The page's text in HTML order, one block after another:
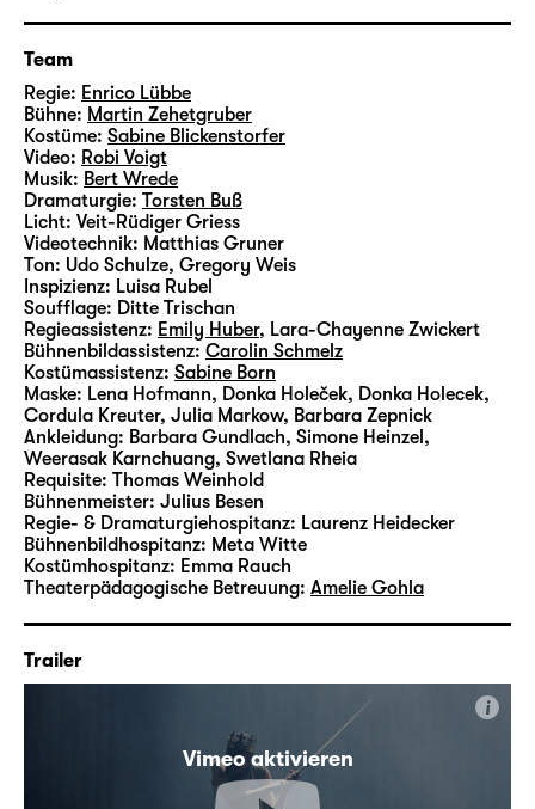
Vimeo immer aktivieren
Team
Regie: Enrico Lübbe
Bühne: Martin Zehetgruber
Kostüme: Sabine Blickenstorfer
Video: Robi Voigt
Musik: Bert Wrede
Dramaturgie: Torsten Buß
Licht: Veit-Rüdiger Griess
Videotechnik: Matthias Gruner
Ton: Udo Schulze, Gregory Weis
Inspizienz: Luisa Rubel
Soufflage: Ditte Trischan
Regieassistenz: Emily Huber, Lara-Chayenne Zwickert
Bühnenbildassistenz: Carolin Schmelz
Kostümassistenz: Sabine Born
Maske: Lena Hofmann, Donka Holeček, Donka Holecek,
Cordula Kreuter, Julia Markow, Barbara Zepnick
Ankleidung: Barbara Gundlach, Simone Heinzel,
Weerasak Karnchuang, Swetlana Rheia
Requisite: Thomas Weinhold
Bühnenmeister: Julius Besen
Regie- & Dramaturgiehospitanz: Laurenz Heidecker
Bühnenbildhospitanz: Meta Witte
Kostümhospitanz: Emma Rauch
Theaterpädagogische Betreuung: Amelie Gohla
Trailer
Vimeo aktivieren
i